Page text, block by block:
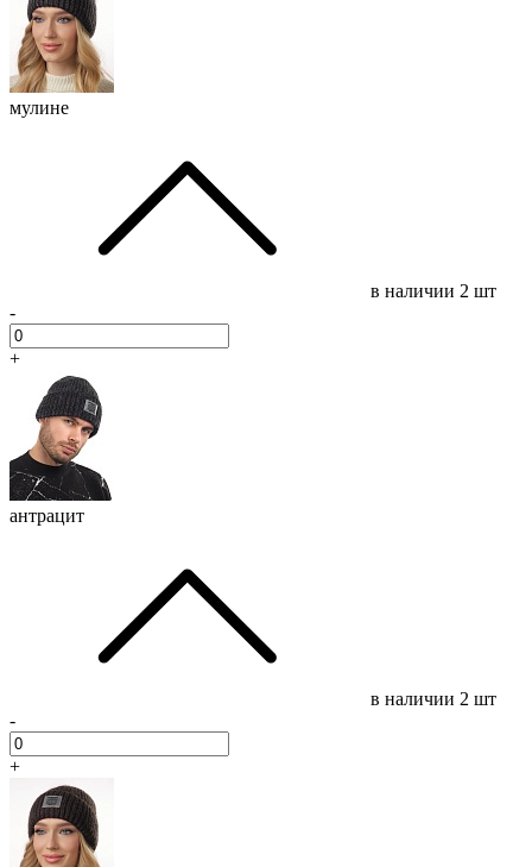
мулине
в наличии 2 шт
-
+
антрацит
в наличии 2 шт
-
+